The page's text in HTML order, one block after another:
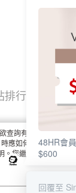
排行
查詢有關本網站使用
應如何變更電腦的
。您繼續使用本網站
cookie。
48HR會
$600
回覆至